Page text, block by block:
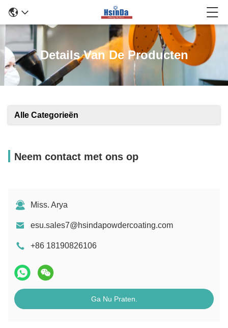
Details Van De Producten
Alle Categorieën
Neem contact met ons op
Miss. Arya
esu.sales7@hsindapowdercoating.com
+86 18190826106
Ga Nu Praten.